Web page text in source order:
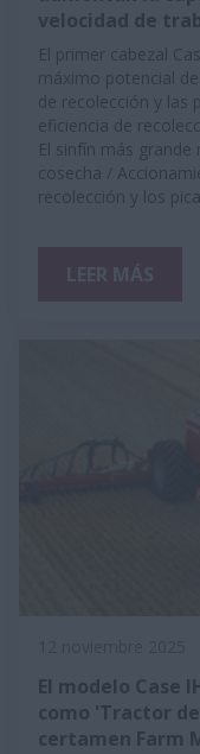
velocidad de
El primer cabezal
máximo potencial
de recolección y las
eficiencia de
El sinfín más
cosecha /
recolección y los
El modelo Case
como 'Tractor
certamen Farm